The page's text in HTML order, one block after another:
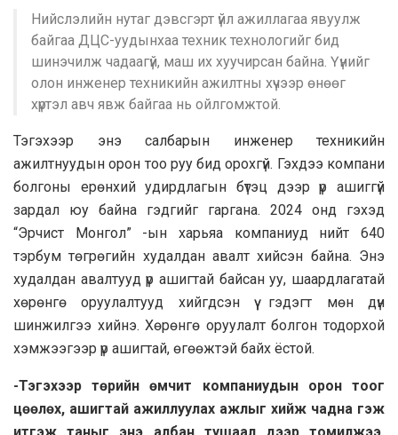
Нийслэлийн нутаг дэвсгэрт үйл ажиллагаа явуулж
байгаа ДЦС-уудынхаа техник технологийг бид
шинэчилж чадаагүй, маш их хуучирсан байна. Үүнийг
олон инженер техникийн ажилтны хүчээр өнөөг
хүртэл авч явж байгаа нь ойлгомжтой.
Тэгэхээр энэ салбарын инженер техникийн
ажилтнуудын орон тоо руу бид орохгүй. Гэхдээ компани
болгоны ерөнхий удирдлагын бүтэц дээр үр ашиггүй
зардал юу байна гэдгийг гаргана. 2024 онд гэхэд
“Эрчист Монгол” -ын харьяа компаниуд нийт 640
тэрбум төгрөгийн худалдан авалт хийсэн байна. Энэ
худалдан авалтууд үр ашигтай байсан уу, шаардлагатай
хөрөнгө оруулалтууд хийгдсэн үү гэдэгт мөн дүн
шинжилгээ хийнэ. Хөрөнгө оруулалт болгон тодорхой
хэмжээгээр үр ашигтай, өгөөжтэй байх ёстой.
-Тэгэхээр төрийн өмчит компаниудын орон тоог
цөөлөх, ашигтай ажиллуулах ажлыг хийж чадна гэж